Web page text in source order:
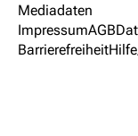
Mediadaten
ImpressumAGB
Barrierefreiheit